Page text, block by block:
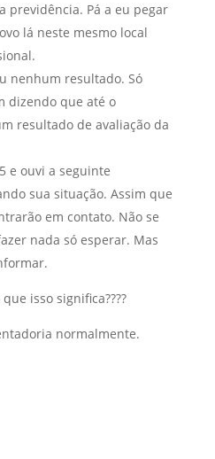
previdência. Pá a eu pegar
lá neste mesmo local
nenhum resultado. Só
dizendo que até o
resultado de avaliação da
e ouvi a seguinte
sua situação. Assim que
em contato. Não se
nada só esperar. Mas
isso significa????
normalmente.